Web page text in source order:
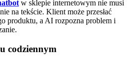
w sklepie internetowym nie musi
na tekście. Klient może przesłać
produktu, a AI rozpozna problem i
codziennym